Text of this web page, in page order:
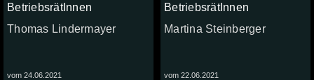
BetriebsrätInnen
Thomas Lindermayer
vom 24.06.2021
BetriebsrätInnen
Martina Steinberger
vom 22.06.2021